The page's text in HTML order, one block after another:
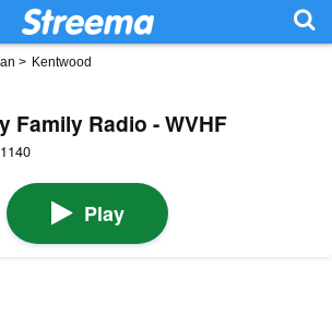
> Kentwood
Family Radio - WVHF
Play